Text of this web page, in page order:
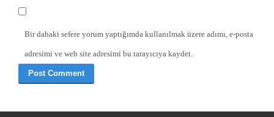
Bir dahaki sefere yorum yaptığımda kullanılmak üzere adımı, e-posta
adresimi ve web site adresimi bu tarayıcıya kaydet.